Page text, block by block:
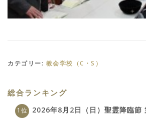
カテゴリー: 教会学校（C・S）
総合ランキング
2026年8月2日（日）聖霊降臨節